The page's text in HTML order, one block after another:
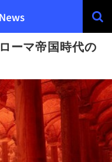
ーマ帝国時代の